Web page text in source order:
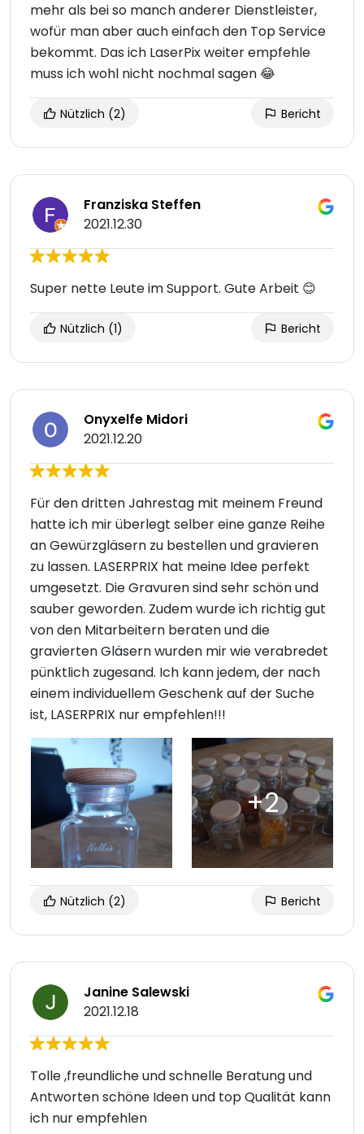
mehr als bei so manch anderer Dienstleister,
wofür man aber auch einfach den Top Service
bekommt. Das ich LaserPix weiter empfehle
muss ich wohl nicht nochmal sagen 😂
Nützlich (2) Bericht
Franziska Steffen
2021.12.30
Super nette Leute im Support. Gute Arbeit 😊
Nützlich (1) Bericht
Onyxelfe Midori
2021.12.20
Für den dritten Jahrestag mit meinem Freund
hatte ich mir überlegt selber eine ganze Reihe
an Gewürzgläsern zu bestellen und gravieren
zu lassen. LASERPRIX hat meine Idee perfekt
umgesetzt. Die Gravuren sind sehr schön und
sauber geworden. Zudem wurde ich richtig gut
von den Mitarbeitern beraten und die
gravierten Gläsern wurden mir wie verabredet
pünktlich zugesand. Ich kann jedem, der nach
einem individuellem Geschenk auf der Suche
ist, LASERPRIX nur empfehlen!!!
Nützlich (2) Bericht
Janine Salewski
2021.12.18
Tolle ,freundliche und schnelle Beratung und
Antworten schöne Ideen und top Qualität kann
ich nur empfehlen